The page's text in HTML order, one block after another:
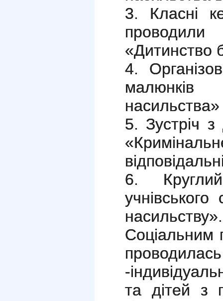
3. Класні
проводили
«Дитинство
4.
5. Зустріч
6.
насильству».
Соціальним
-
та дітей з